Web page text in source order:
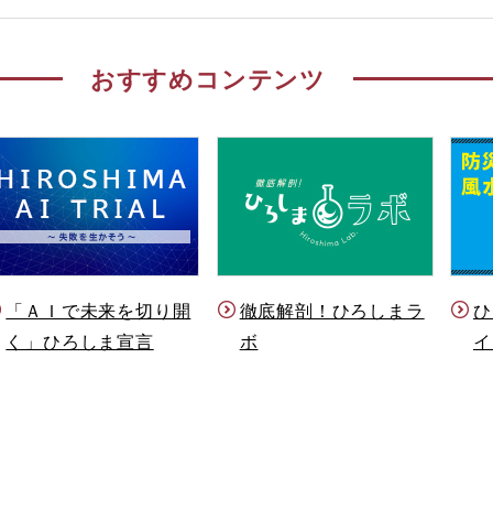
おすすめコンテンツ
「ＡＩで未来を切り開
く」ひろしま宣言
徹底解剖！ひろしまラ
ボ